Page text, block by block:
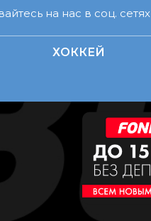
на нас в соц. сетях
ХОККЕЙ